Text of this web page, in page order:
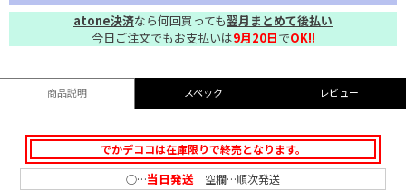
atone決済なら何回買っても翌月まとめて後払い
今日ご注文でもお支払いは9月20日でOK!!
商品説明 スペック レビュー
でかデココは在庫限りで終売となります。
○…当日発送 空欄…順次発送